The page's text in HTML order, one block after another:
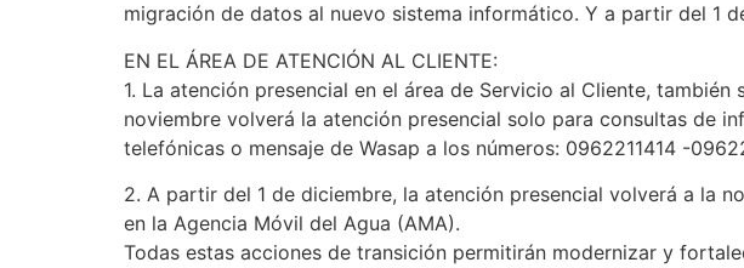
migración de datos al nuevo sistema informático. Y a partir del 1
EN EL ÁREA DE ATENCIÓN AL CLIENTE:
1. La atención presencial en el área de Servicio al Cliente,
noviembre volverá la atención presencial solo para consultas de
telefónicas o mensaje de Wasap a los números: 0962211414 -
2. A partir del 1 de diciembre, la atención presencial volverá a la
en la Agencia Móvil del Agua (AMA).
Todas estas acciones de transición permitirán modernizar y